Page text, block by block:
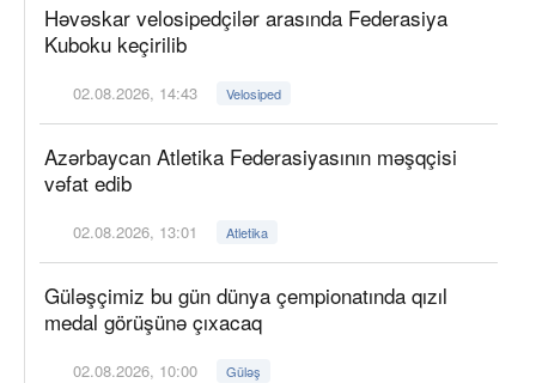
Həvəskar velosipedçilər arasında Federasiya
Kuboku keçirilib
02.08.2026, 14:43 Velosiped
Azərbaycan Atletika Federasiyasının məşqçisi
vəfat edib
02.08.2026, 13:01 Atletika
Güləşçimiz bu gün dünya çempionatında qızıl
medal görüşünə çıxacaq
02.08.2026, 10:00 Güləş